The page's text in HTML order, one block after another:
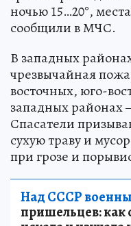
ночью 15…20°,
сообщили в МЧС.
В западных
чрезвычайная
восточных, юго-
западных районах
Спасатели
сухую траву и
при грозе и
Над СССР
пришельцев: как